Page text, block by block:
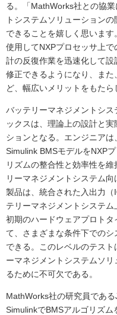
る。「MathWorks社との協
トシステムソリューション
できることを嬉しく思いま
使用してNXPプロセッサ上
計の反復作業を迅速化して
修正できるようになり、ま
ど、幅広いメリットをもたら
バッテリーマネジメントシ
ックスは、理論上の設計と
ションとなる。エンジニア
Simulink BMSモデルをNXP
リズムの整合性と効率性を
リーマネジメントシステム
製品は、統合された入出力
テリーマネジメントシステム
初期のハードウェアプロト
て、さまざまな条件下での
できる。このレベルのテス
ーマネジメントシステムソ
るために不可欠である。
MathWorks社の研究員であ
SimulinkでBMSアルゴリズ